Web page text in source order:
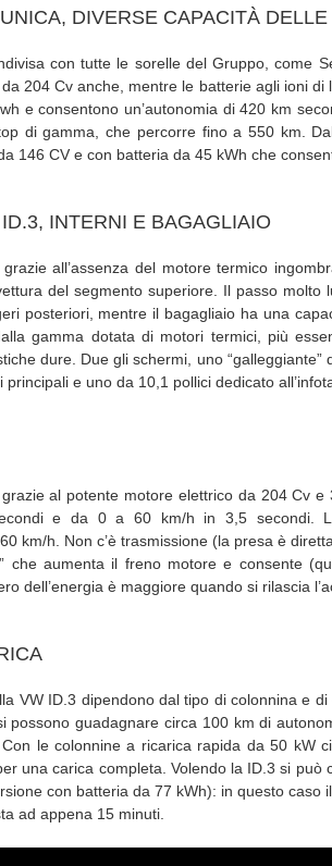
DIVERSE CAPACITÀ
con tutte le sorelle del Gruppo, come
204 Cv anche, mentre le batterie agli ioni
e consentono un’autonomia di 420 km
di gamma, che percorre fino a 550 km.
146 CV e con batteria da 45 kWh che
INTERNI E BAGAGLIAIO
all’assenza del motore termico
del segmento superiore. Il passo molto
posteriori, mentre il bagagliaio ha una
gamma dotata di motori termici, più
dure. Due gli schermi, uno “galleggiante”
e uno da 10,1 pollici dedicato
al potente motore elettrico da 204 Cv
e da 0 a 60 km/h in 3,5 secondi.
km/h. Non c’è trasmissione (la presa è
che aumenta il freno motore e consente
dell’energia è maggiore quando si rilascia
VW ID.3 dipendono dal tipo di colonnina e
possono guadagnare circa 100 km di
le colonnine a ricarica rapida da 50 kW
una carica completa. Volendo la ID.3 si
con batteria da 77 kWh): in questo caso
ad appena 15 minuti.